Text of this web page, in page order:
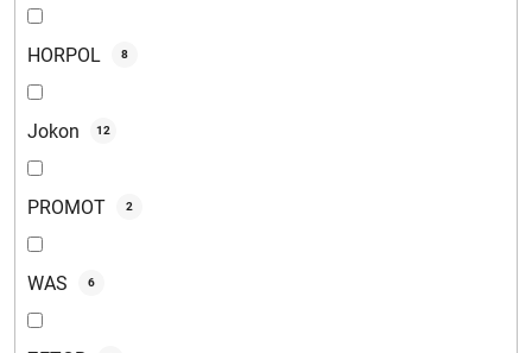
HORPOL 8
Jokon 12
PROMOT 2
WAS 6